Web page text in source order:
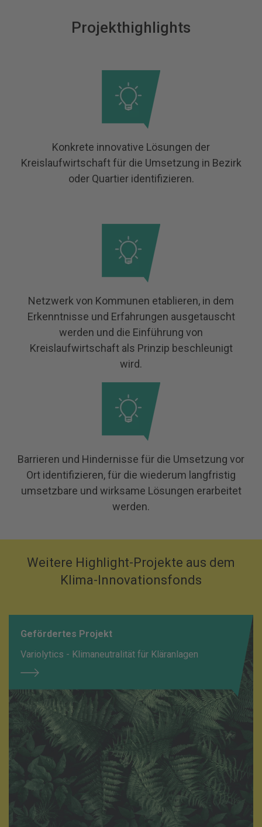
Projekthighlights
Konkrete innovative Lösungen der
Kreislaufwirtschaft für die Umsetzung in Bezirk
oder Quartier identifizieren.
Netzwerk von Kommunen etablieren, in dem
Erkenntnisse und Erfahrungen ausgetauscht
werden und die Einführung von
Kreislaufwirtschaft als Prinzip beschleunigt
wird.
Barrieren und Hindernisse für die Umsetzung vor
Ort identifizieren, für die wiederum langfristig
umsetzbare und wirksame Lösungen erarbeitet
werden.
Weitere Highlight-Projekte aus dem
Klima-Innovationsfonds
Gefördertes Projekt
Variolytics - Klimaneutralität für Kläranlagen